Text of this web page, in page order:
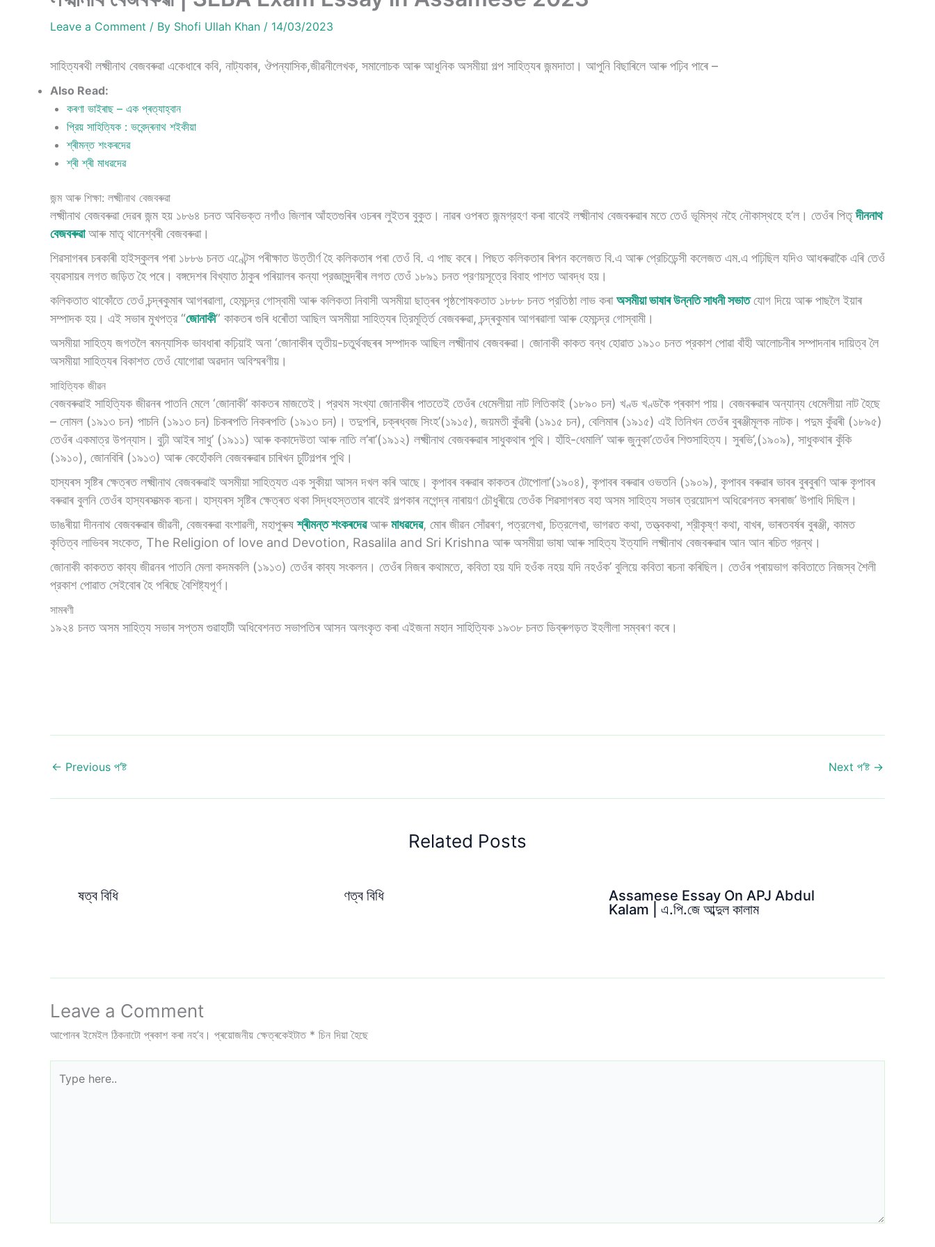
Leave a Comment / By Shofi Ullah Khan / 14/03/2023
সাহিত্যৰথী লক্ষ্মীনাথ বেজবৰুৱা একেধাৰে কবি, নাট্যকাৰ, ঔপন্যাসিক,জীৱনীলেখক, সমালােচক আৰু আধুনিক অসমীয়া গল্প সাহিত্যৰ জন্মদাতা। আপুনি বিছাৰিলে আৰু পঢ়িব পাৰে –
Also Read:
কৰণা ভাইৰাছ – এক প্ৰত্যাহ্বান
প্রিয় সাহিত্যিক : ভবেন্দ্ৰনাথ শইকীয়া
শ্ৰীমন্ত শংকৰদেৱ
শ্ৰী শ্ৰী মাধৱদেৱ
জন্ম আৰু শিক্ষা: লক্ষ্মীনাথ বেজবৰুৱা
লক্ষ্মীনাথ বেজবৰুৱা দেৱৰ জন্ম হয় ১৮৬৪ চনত অবিভক্ত নগাঁও জিলাৰ আঁহতগুৰিৰ ওচৰৰ লুইতৰ বুকুত। নাৱৰ ওপৰত জন্মগ্রহণ কৰা বাবেই লক্ষ্মীনাথ বেজবৰুৱাৰ মতে তেওঁ ভূমিস্থ নহৈ নৌকাস্থহে হ’ল। তেওঁৰ পিতৃদীননাথ
বেজবৰুৱাআৰু মাতৃ থানেশ্বৰী বেজবৰুৱা।
শিৱসাগৰৰ চৰকাৰী হাইস্কুলৰ পৰা ১৮৮৬ চনত এণ্টেন্স পৰীক্ষাত উত্তীৰ্ণ হৈ কলিকতাৰ পৰা তেওঁ বি. এ পাছ কৰে। পিছত কলিকতাৰ ৰিপন কলেজত বি.এ আৰু প্রেচিডেন্সী কলেজত এম.এ পঢ়িছিল যদিও আধৰুৱাকৈ এৰি তেওঁ
ব্যৱসায়ৰ লগত জড়িত হৈ পৰে। বঙ্গদেশৰ বিখ্যাত ঠাকুৰ পৰিয়ালৰ কন্যা প্রজ্ঞাসুন্দৰীৰ লগত তেওঁ ১৮৯১ চনত প্রণয়সূত্রে বিবাহ পাশত আবদ্ধ হয়।
কলিকতাত থাকোঁতে তেওঁ চন্দ্ৰকুমাৰ আগৰৱালা, হেমচন্দ্র গােস্বামী আৰু কলিকতা নিবাসী অসমীয়া ছাত্ৰৰ পৃষ্ঠপােষকতাত ১৮৮৮ চনত প্রতিষ্ঠা লাভ কৰাঅসমীয়া ভাষাৰ উন্নতি সাধনী সভাতযােগ দিয়ে আৰু পাছলৈ ইয়াৰ
সম্পাদক হয়। এই সভাৰ মুখপত্র “জোনাকী” কাকতৰ গুৰি ধৰোঁতা আছিল অসমীয়া সাহিত্যৰ ত্রিমূৰ্ত্তি বেজবৰুৱা, চন্দ্ৰকুমাৰ আগৰৱালা আৰু হেমচন্দ্র গােস্বামী।
অসমীয়া সাহিত্য জগতলৈ ৰমন্যাসিক ভাবধাৰা কঢ়িয়াই অনা ‘জোনাকীৰ তৃতীয়-চতুর্থবছৰৰ সম্পাদক আছিল লক্ষ্মীনাথ বেজবৰুৱা। জোনাকী কাকত বন্ধ হােৱাত ১৯১০ চনত প্রকাশ পােৱা বাঁহী আলােচনীৰ সম্পাদনাৰ দায়িত্ব লৈ
অসমীয়া সাহিত্যৰ বিকাশত তেওঁ যােগােৱা অৱদান অবিস্মৰণীয়।
সাহিত্যিক জীৱন
বেজবৰুৱাই সাহিত্যিক জীৱনৰ পাতনি মেলে ‘জোনাকী’ কাকতৰ মাজতেই। প্রথম সংখ্যা জোনাকীৰ পাততেই তেওঁৰ ধেমেলীয়া নাট লিতিকাই (১৮৯০ চন) খণ্ড খণ্ডকৈ প্ৰকাশ পায়। বেজবৰুৱাৰ অন্যান্য ধেমেলীয়া নাট হৈছে
– নােমল (১৯১৩ চন) পাচনি (১৯১৩ চন) চিকৰপতি নিকৰপতি (১৯১৩ চন)। তদুপৰি, চক্ৰধ্বজ সিংহ’(১৯১৫), জয়মতী কুঁৱৰী (১৯১৫ চন), বেলিমাৰ (১৯১৫) এই তিনিখন তেওঁৰ বুৰঞ্জীমূলক নাটক। পদুম কুঁৱৰী (১৮৯৫)
তেওঁৰ একমাত্র উপন্যাস। বুঢ়ী আইৰ সাধু’ (১৯১১) আৰু ককাদেউতা আৰু নাতি ল’ৰা’(১৯১২) লক্ষ্মীনাথ বেজবৰুৱাৰ সাধুকথাৰ পুথি। হাঁহি-ধেমালি’ আৰু জুনুকা’তেওঁৰ শিশুসাহিত্য। সুৰভি’,(১৯০৯), সাধুকথাৰ কুঁকি
(১৯১০), জোনবিৰি (১৯১৩) আৰু কেহোঁকলি বেজবৰুৱাৰ চাৰিখন চুটিগল্পৰ পুথি।
হাস্যৰস সৃষ্টিৰ ক্ষেত্ৰত লক্ষ্মীনাথ বেজবৰুৱাই অসমীয়া সাহিত্যত এক সুকীয়া আসন দখল কৰি আছে। কৃপাবৰ বৰুৱাৰ কাকতৰ টোপােলা’(১৯০৪), কৃপাবৰ বৰুৱাৰ ওভতনি (১৯০৯), কৃপাবৰ বৰুৱাৰ ভাবৰ বুৰবুৰণি আৰু কৃপাবৰ
বৰুৱাৰ বুলনি তেওঁৰ হাস্যৰসাত্মক ৰচনা। হাস্যৰস সৃষ্টিৰ ক্ষেত্ৰত থকা সিদ্ধহস্ততাৰ বাবেই গল্পকাৰ নগেন্দ্ৰ নাৰায়ণ চৌধুৰীয়ে তেওঁক শিৱসাগৰত বহা অসম সাহিত্য সভাৰ ত্রয়ােদশ অধিৱেশনত ৰসৰাজ’ উপাধি দিছিল।
ডাঙৰীয়া দীননাথ বেজবৰুৱাৰ জীৱনী, বেজবৰুৱা বংশাৱলী, মহাপুৰুষশ্ৰীমন্ত শংকৰদেৱআৰুমাধৱদেৱ, মােৰ জীৱন সোঁৱৰণ, পত্রলেখা, চিত্রলেখা, ভাগৱত কথা, তত্ত্বকথা, শ্রীকৃষ্ণ কথা, বাখৰ, ভাৰতবৰ্ষৰ বুৰঞ্জী, কামত
কৃতিত্ব লাভিবৰ সংকেত, The Religion of love and Devotion, Rasalila and Sri Krishna আৰু অসমীয়া ভাষা আৰু সাহিত্য ইত্যাদি লক্ষ্মীনাথ বেজবৰুৱাৰ আন আন ৰচিত গ্রন্থ।
জোনাকী কাকতত কাব্য জীৱনৰ পাতনি মেলা কদমকলি (১৯১৩) তেওঁৰ কাব্য সংকলন। তেওঁৰ নিজৰ কথামতে, কবিতা হয় যদি হওঁক নহয় যদি নহওঁক’ বুলিয়ে কবিতা ৰচনা কৰিছিল। তেওঁৰ প্ৰায়ভাগ কবিতাতে নিজস্ব শৈলী
প্রকাশ পােৱাত সেইবােৰ হৈ পৰিছে বৈশিষ্ট্যপূর্ণ।
সামৰণী
১৯২৪ চনত অসম সাহিত্য সভাৰ সপ্তম গুৱাহাটী অধিবেশনত সভাপতিৰ আসন অলংকৃত কৰা এইজনা মহান সাহিত্যিক ১৯৩৮ চনত ডিব্ৰুগড়ত ইহলীলা সম্বৰণ কৰে।
← Previous প’ষ্ট Next প’ষ্ট →
Related Posts
ষত্ব বিধি ণত্ব বিধি
Assamese Essay On APJ Abdul
Kalam | এ.পি.জে আব্দুল কালাম
Leave a Comment
আপোনৰ ইমেইল ঠিকনাটো প্ৰকাশ কৰা নহ’ব। প্ৰয়োজনীয় ক্ষেত্ৰকেইটাত * চিন দিয়া হৈছে
here..